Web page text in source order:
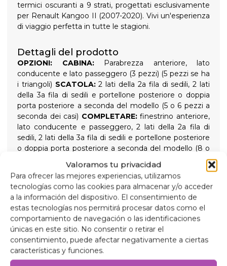
Valoramos tu privacidad
Para ofrecer las mejores experiencias, utilizamos
tecnologías como las cookies para almacenar y/o acceder
a la información del dispositivo. El consentimiento de
estas tecnologías nos permitirá procesar datos como el
comportamiento de navegación o las identificaciones
únicas en este sitio. No consentir o retirar el
consentimiento, puede afectar negativamente a ciertas
características y funciones.
termici oscuranti a 9 strati, progettati esclusivamente
per Renault Kangoo II (2007-2020). Vivi un'esperienza
di viaggio perfetta in tutte le stagioni.
Dettagli del prodotto
OPZIONI: CABINA:Parabrezza anteriore, lato
conducente e lato passeggero (3 pezzi) (5 pezzi se ha
i triangoli) SCATOLA:2 lati della 2a fila di sedili, 2 lati
della 3a fila di sedili e portellone posteriore o doppia
porta posteriore a seconda del modello (5 o 6 pezzi a
seconda dei casi) COMPLETARE:finestrino anteriore,
lato conducente e passeggero, 2 lati della 2a fila di
sedili, 2 lati della 3a fila di sedili e portellone posteriore
o doppia porta posteriore a seconda del modello (8 o
9 pezzi a seconda dei casi) se vengono utilizzati i
triangoli ci sarebbero 10 o 11ISOLANTI TERMICI A 9
STRATIIsolamento termico di alta qualità a 9 strati e
tende oscuranti progettate per isolare sia dalle alte
che dalle basse temperature, per un maggiore
comfort interno e per garantire un'oscurità totale per
notti tranquille, tenute in posizione da ventose
avvitabili ad alta aderenza, facili da rimuovere per una
facile installazione.
Composizione